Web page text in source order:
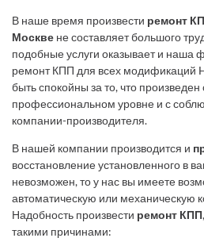
В наше время произвести ремонт
Москве не составляет большого
подобные услуги оказывает и наша
ремонт КПП для всех модификаций
быть спокойны за то, что
профессиональном уровне и с
компании-производителя.
В нашей компании производится и
восстановление установленного в
невозможен, то у нас вы имеете
автоматическую или механическую
Надобность произвести ремонт КПП
такими причинами: